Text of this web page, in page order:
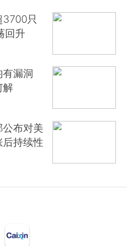
3700只
回升
漏洞
解
公布对美
后持续性